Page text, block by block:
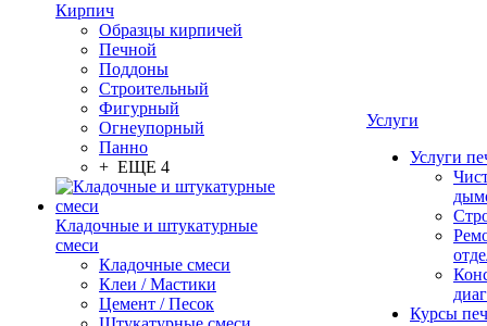
Кирпич
Образцы кирпичей
Печной
Поддоны
Строительный
Фигурный
Огнеупорный
Панно
+ ЕЩЕ 4
Кладочные и штукатурные
смеси
Кладочные смеси
Клеи / Мастики
Цемент / Песок
Услуги
Услуги
Курсы